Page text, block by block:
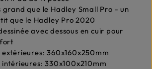
grand que le Hadley Small Pro - un
que le Hadley Pro 2020
avec dessous en cuir pour
extérieures: 360x160x250mm
intérieures: 330x100x210mm